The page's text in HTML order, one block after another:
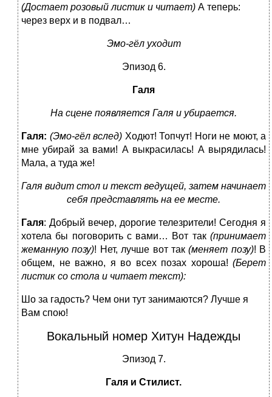
(Достает розовый листик и читает) А теперь:
через верх и в подвал…
Эмо-гёл уходит
Эпизод 6.
Галя
На сцене появляется Галя и убирается.
Галя: (Эмо-гёл вслед) Ходют! Топчут! Ноги не моют, а
мне убирай за вами! А выкрасилась! А вырядилась!
Мала, а туда же!
Галя видит стол и текст ведущей, затем начинает
себя представлять на ее месте.
Галя: Добрый вечер, дорогие телезрители! Сегодня я
хотела бы поговорить с вами… Вот так (принимает
жеманную позу)! Нет, лучше вот так(меняет позу)! В
общем, не важно, я во всех позах хороша! (Берет
листик со стола и читает текст):
Шо за гадость? Чем они тут занимаются? Лучше я
Вам спою!
Вокальный номер Хитун Надежды
Эпизод 7.
Галя и Стилист.